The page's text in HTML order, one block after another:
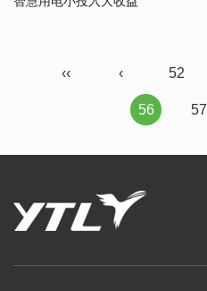
‹‹ ‹ 52
56 57